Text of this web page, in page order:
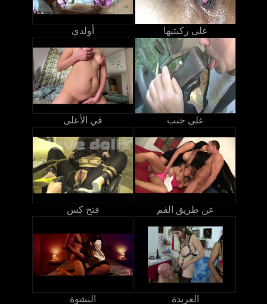
أولدي على ركبتيها
في الأعلى على جنب
فتح كس عن طريق الفم
النشوة العربدة